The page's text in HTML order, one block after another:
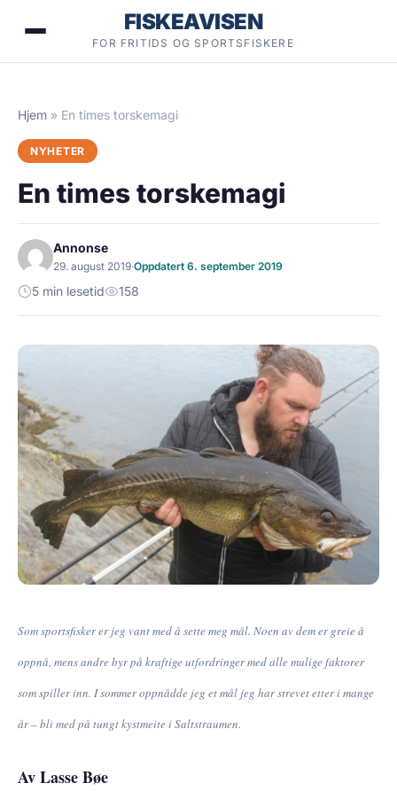
FISKEAVISEN
FOR FRITIDS OG SPORTSFISKERE
Hjem » En times torskemagi
NYHETER
En times torskemagi
Annonse
29. august 2019·Oppdatert 6. september 2019
5 min lesetid 158
Som sportsfisker er jeg vant med å sette meg mål. Noen av dem er greie å
oppnå, mens andre byr på kraftige utfordringer med alle mulige faktorer
som spiller inn. I sommer oppnådde jeg et mål jeg har strevet etter i mange
år – bli med på tungt kystmeite i Saltstraumen.
Av Lasse Bøe